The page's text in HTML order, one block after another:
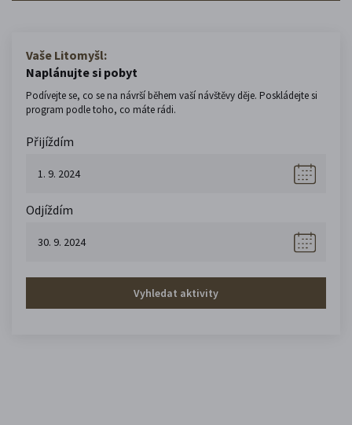
Vaše Litomyšl:
Naplánujte si pobyt
Podívejte se, co se na návrší během vaší návštěvy děje. Poskládejte si
program podle toho, co máte rádi.
Přijíždím
Odjíždím
Vyhledat aktivity